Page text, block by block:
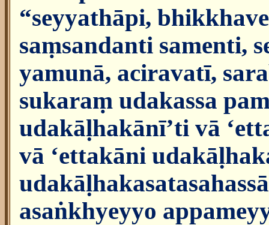
“seyyathāpi,
saṃsandanti samenti,
yamunā, aciravatī,
sukaraṃ udakassa
udakāḷhakānī’ti vā
vā ‘ettakāni
asaṅkhyeyyo